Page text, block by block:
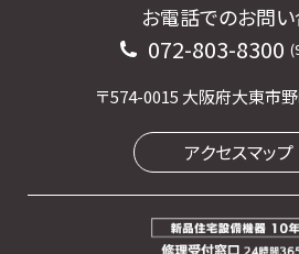
お電話でのお問
072-803-8300
〒574-0015 大阪府大東市
アクセスマップ